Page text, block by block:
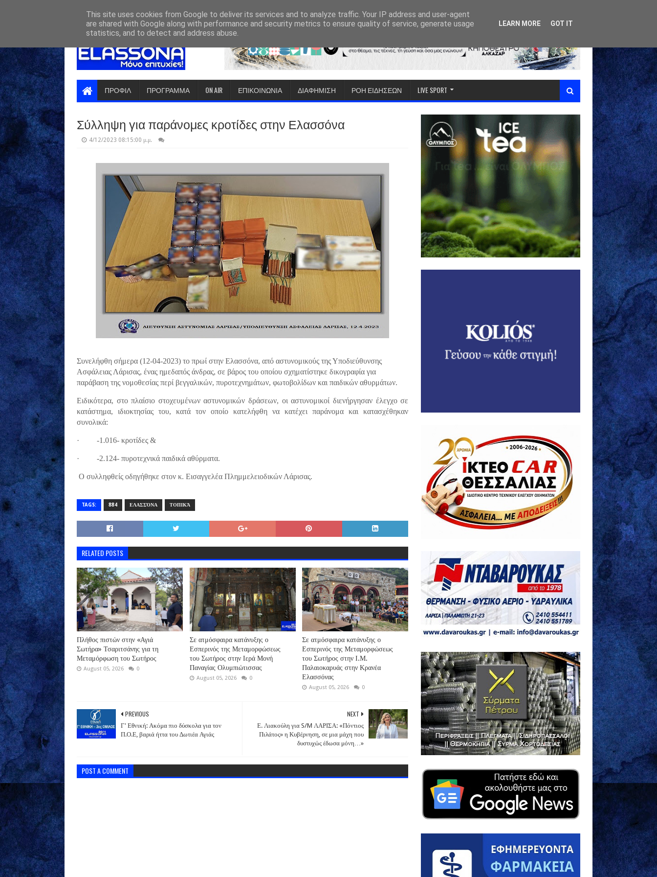
ΠΡΟΦΙΛ ΠΡΟΓΡΑΜΜΑ ON AIR ΕΠΙΚΟΙΝΩΝΙΑ ΔΙΑΦΗΜΙΣΗ ΡΟΗ ΕΙΔΗΣΕΩΝ LIVE SPORT
Σύλληψη για παράνομες κροτίδες στην Ελασσόνα
4/12/2023 08:15:00 μ.μ.
Συνελήφθη σήμερα (12-04-2023) το πρωί στην Ελασσόνα, από αστυνομικούς της Υποδιεύθυνσης
Ασφάλειας Λάρισας, ένας ημεδαπός άνδρας, σε βάρος του οποίου σχηματίστηκε δικογραφία για
παράβαση της νομοθεσίας περί βεγγαλικών, πυροτεχνημάτων, φωτοβολίδων και παιδικών αθυρμάτων.
Ειδικότερα, στο πλαίσιο στοχευμένων αστυνομικών δράσεων, οι αστυνομικοί διενήργησαν έλεγχο σε
κατάστημα, ιδιοκτησίας του, κατά τον οποίο κατελήφθη να κατέχει παράνομα και κατασχέθηκαν
συνολικά:
· -1.016- κροτίδες &
· -2.124- πυροτεχνικά παιδικά αθύρματα.
Ο συλληφθείς οδηγήθηκε στον κ. Εισαγγελέα Πλημμελειοδικών Λάρισας.
TAGS: 884 ΕΛΑΣΣΌΝΑ ΤΟΠΙΚΆ
RELATED POSTS
Πλήθος πιστών στην «Αγιά
Σωτήρα» Τσαριτσάνης για τη
Μεταμόρφωση του Σωτήρος
August 05, 2026 0
Σε ατμόσφαιρα κατάνυξης ο
Εσπερινός της Μεταμορφώσεως
του Σωτήρος στην Ιερά Μονή
Παναγίας Ολυμπιώτισσας
August 05, 2026 0
Σε ατμόσφαιρα κατάνυξης ο
Εσπερινός της Μεταμορφώσεως
του Σωτήρος στην Ι.Μ.
Παλαιοκαρυάς στην Κρανέα
Ελασσόνας
August 05, 2026 0
NEXT
Ε. Λιακούλη για S/M ΛΑΡΙΣΑ: «Πόντιος
Πιλάτος» η Κυβέρνηση, σε μια μάχη που
δυστυχώς έδωσα μόνη…»
PREVIOUS
Γ' Εθνική: Ακόμα πιο δύσκολα για τον
Π.Ο.Ε, βαριά ήττα του Δωτιέα Αγιάς
POST A COMMENT
This site uses cookies from Google to deliver its services and to analyze traffic. Your IP address and user-agent
are shared with Google along with performance and security metrics to ensure quality of service, generate usage
statistics, and to detect and address abuse.
LEARN MORE GOT IT